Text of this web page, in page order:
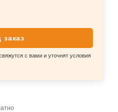
заказ
с вами и уточнят условия